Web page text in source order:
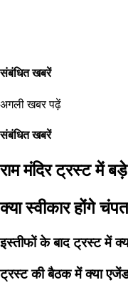
संबंधित खबरें
अगली खबर पढ़ें
संबंधित खबरें
राम मंदिर ट्रस्ट में
क्या स्वीकार होंगे
इस्तीफों के बाद ट्रस्ट में
ट्रस्ट की बैठक में क्या